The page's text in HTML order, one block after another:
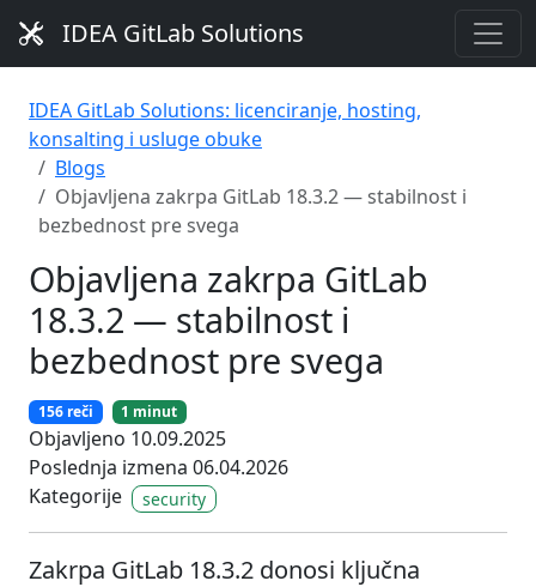
IDEA GitLab Solutions
IDEA GitLab Solutions: licenciranje, hosting,
konsalting i usluge obuke
Blogs
Objavljena zakrpa GitLab 18.3.2 — stabilnost i
bezbednost pre svega
Objavljena zakrpa GitLab
18.3.2 — stabilnost i
bezbednost pre svega
156 reči 1 minut
Objavljeno 10.09.2025
Poslednja izmena 06.04.2026
Kategorije
security
Zakrpa GitLab 18.3.2 donosi ključna